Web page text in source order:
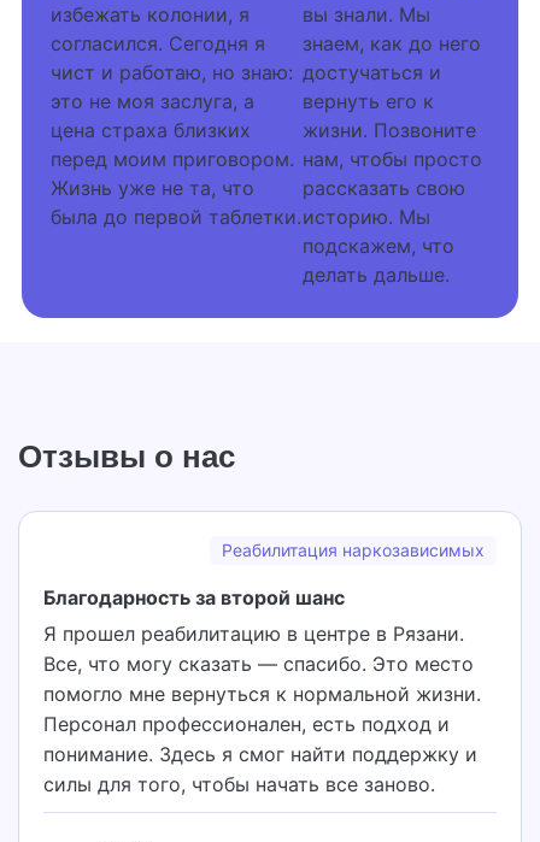
избежать колонии, я
согласился. Сегодня я
чист и работаю, но знаю:
это не моя заслуга, а
цена страха близких
перед моим приговором.
Жизнь уже не та, что
была до первой таблетки.
вы знали. Мы
знаем, как до него
достучаться и
вернуть его к
жизни. Позвоните
нам, чтобы просто
рассказать свою
историю. Мы
подскажем, что
делать дальше.
Отзывы о нас
Реабилитация наркозависимых
Благодарность за второй шанс
Я прошел реабилитацию в центре в Рязани.
Все, что могу сказать — спасибо. Это место
помогло мне вернуться к нормальной жизни.
Персонал профессионален, есть подход и
понимание. Здесь я смог найти поддержку и
силы для того, чтобы начать все заново.